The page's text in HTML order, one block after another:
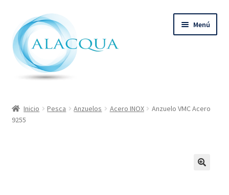
la
navegación
al
contenido
Menú
Productos
Inicio Pesca Anzuelos Acero INOX
Anzuelo VMC Acero
9255